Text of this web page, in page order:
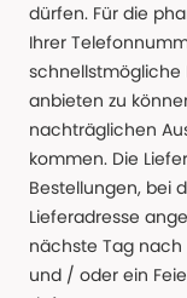
dürfen. Für die
Ihrer
schnellstmögliche
anbieten zu
nachträglichen
kommen. Die
Bestellungen, bei
Lieferadresse
nächste Tag nach
und / oder ein